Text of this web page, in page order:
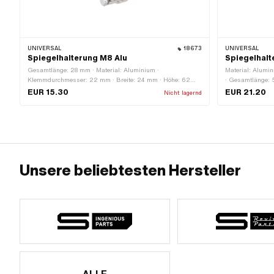
UNIVERSAL 18673
Spiegelhalterung M8 Alu
Gesamtlänge: 28 mm · Material: Aluminium ·
Klemmdurchmesser: 22 mm · Breite: 24 mm · Höhe: 62
mm · Gewindegrösse: M8
EUR 15.30 Nicht lagernd
UNIVERSAL
Material:
· Gesamtlänge:
EUR 21.20
Unsere beliebtesten Hersteller